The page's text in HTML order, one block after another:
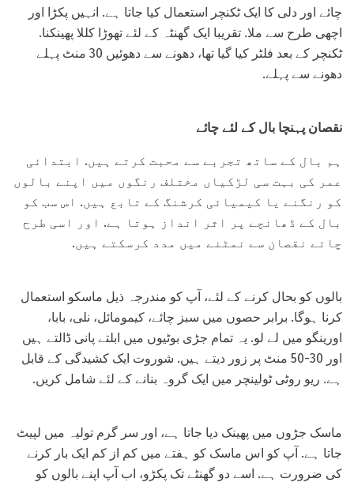
چائے اور دلی کا ایک ٹکنچر استعمال کیا جاتا ہے. انہیں پکڑا اور
اچھی طرح سے ملا. تقریبا ایک گھنٹہ کے لئے تھوڑا کللا پھینکنا.
ٹکنچر کے بعد فلٹر کیا گیا تھا، دھونے سے دھوئیں 30 منٹ پہلے
دھونے سے پہلے.
نقصان پہنچا بال کے لئے چائے
ہم بال کے ساتھ تجربے سے محبت کرتے ہیں. ابتدائی
عمر کی بہت سی لڑکیاں مختلف رنگوں میں اپنے بالوں
کو رنگنے یا کیمیائی کرشنگ کے تابع ہیں. اس سب کو
بال کے ڈھانچے پر اثر انداز ہوتا ہے. اور اسی طرح
چائے نقصان سے نمٹنے میں مدد کرسکتے ہیں.
بالوں کو بحال کرنے کے لئے، آپ کو مندرجہ ذیل ماسکو استعمال
کرنا ہوگا. برابر حصوں میں سبز چائے، کیمومائل، نلی، بابا،
اورینگو میں لے لو. یہ تمام جڑی بوٹیوں میں ابلتے پانی ڈالتے ہیں
اور 30-50 منٹ پر زور دیتے ہیں. شوروت ایک کشیدگی کے قابل
ہے. ریو روٹی ٹولینچر میں ایک گروہ بنانے کے لئے شامل کریں.
ماسک جڑوں میں پھینک دیا جاتا ہے، اور سر گرم تولیہ میں لپیٹ
جاتا ہے. آپ کو اس ماسک کو ہفتے میں کم از کم ایک بار کرنے
کی ضرورت ہے. اسے دو گھنٹے تک پکڑو، اب آپ اپنے بالوں کو